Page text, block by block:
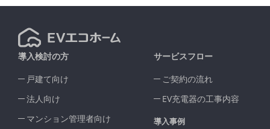
導入検討の方
戸建て向け
法人向け
マンション管理者向け
サービスフロー
ご契約の流れ
EV充電器の工事内容
導入事例